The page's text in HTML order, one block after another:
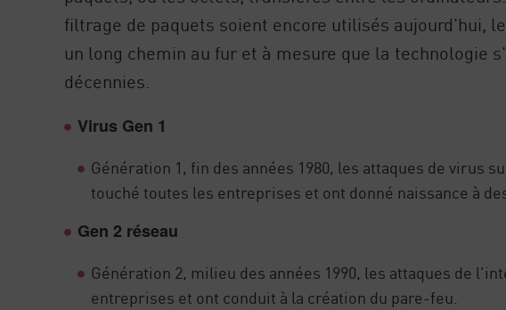
filtrage de paquets soient encore utilisés aujourd'hui,
un long chemin au fur et à mesure que la technologie
décennies.
Virus Gen 1
Génération 1, fin des années 1980, les attaques de virus
touché toutes les entreprises et ont donné naissance à
Gen 2 réseau
Génération 2, milieu des années 1990, les attaques de
entreprises et ont conduit à la création du pare-feu.